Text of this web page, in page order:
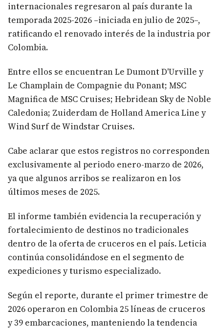
internacionales regresaron al país durante la
temporada 2025-2026 –iniciada en julio de 2025–,
ratificando el renovado interés de la industria por
Colombia.
Entre ellos se encuentran Le Dumont D'Urville y
Le Champlain de Compagnie du Ponant; MSC
Magnifica de MSC Cruises; Hebridean Sky de Noble
Caledonia; Zuiderdam de Holland America Line y
Wind Surf de Windstar Cruises.
Cabe aclarar que estos registros no corresponden
exclusivamente al periodo enero-marzo de 2026,
ya que algunos arribos se realizaron en los
últimos meses de 2025.
El informe también evidencia la recuperación y
fortalecimiento de destinos no tradicionales
dentro de la oferta de cruceros en el país. Leticia
continúa consolidándose en el segmento de
expediciones y turismo especializado.
Según el reporte, durante el primer trimestre de
2026 operaron en Colombia 25 líneas de cruceros
y 39 embarcaciones, manteniendo la tendencia